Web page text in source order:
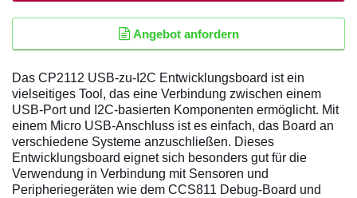
Angebot anfordern
Das CP2112 USB-zu-I2C Entwicklungsboard ist ein
vielseitiges Tool, das eine Verbindung zwischen einem
USB-Port und I2C-basierten Komponenten ermöglicht. Mit
einem Micro USB-Anschluss ist es einfach, das Board an
verschiedene Systeme anzuschließen. Dieses
Entwicklungsboard eignet sich besonders gut für die
Verwendung in Verbindung mit Sensoren und
Peripheriegeräten wie dem CCS811 Debug-Board und